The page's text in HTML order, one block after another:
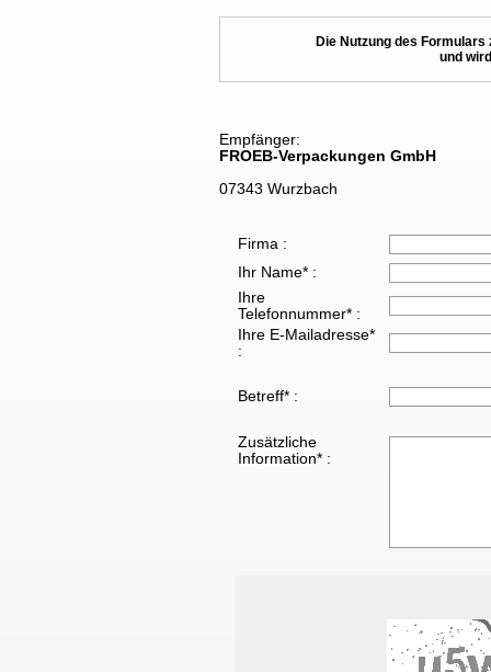
Die Nutzung des
und
Empfänger:
FROEB-Verpackungen GmbH
07343 Wurzbach
Firma :
Ihr Name* :
Ihre
Telefonnummer* :
Ihre E-Mailadresse*
:
Betreff* :
Zusätzliche
Information* :